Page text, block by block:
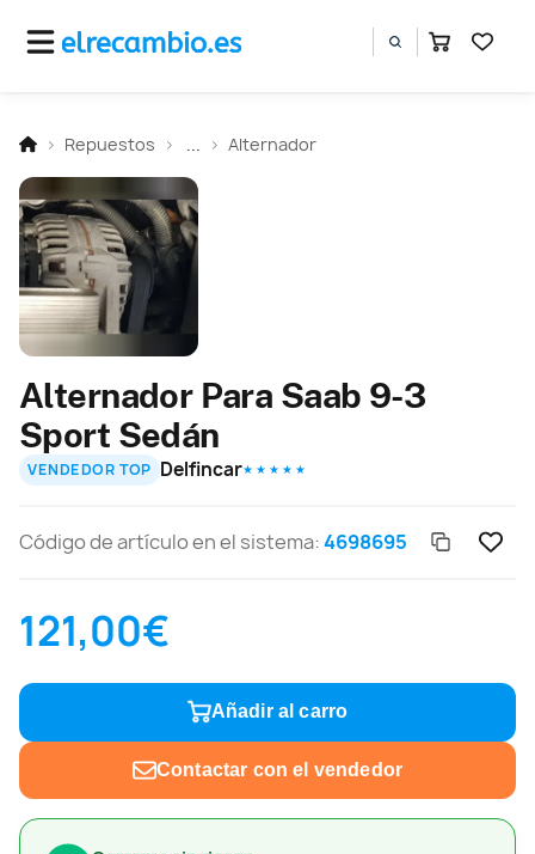
Repuestos Alternador
Alternador Para Saab 9-3
Sport Sedán
VENDEDOR TOP Delfincar★ ★ ★ ★ ★
Código de artículo en el sistema:4698695
121,00€
Añadir al carro
Contactar con el vendedor